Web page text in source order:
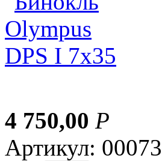
4 750,00 Р
Артикул: 00073